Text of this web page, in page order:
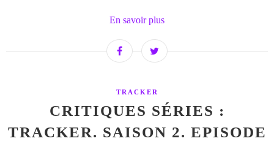
En savoir plus
TRACKER
CRITIQUES SÉRIES :
TRACKER. SAISON 2. EPISODE